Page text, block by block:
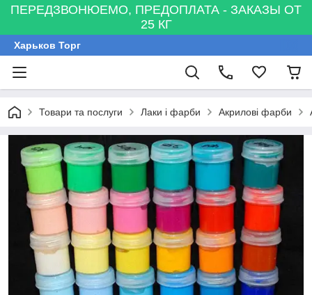
ПЕРЕДЗВОНЮЕМО, ПРЕДОПЛАТА - ЗАКАЗЫ ОТ
25 КГ
Харьков Торг
Товари та послуги Лаки і фарби Акрилові фарби